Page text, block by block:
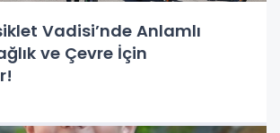
Vadisi’nde Anlamlı
ve Çevre İçin